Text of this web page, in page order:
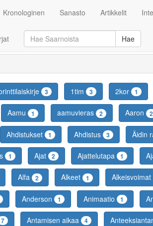
Kronologinen Sanasto Artikkelit
Hae
3 1tim 3 2kor 1
Aamu 1 aamuvieras 2 Aaron 2
Ahdistukset 1 Ahdistus 3 Äidin
1 Ajat 2 Ajattelutapa 1
Alfa 2 Alkeet 1 Alkeisvoimat
Anderson 1 Animaatio 1
7 Antamisen aikaa 4